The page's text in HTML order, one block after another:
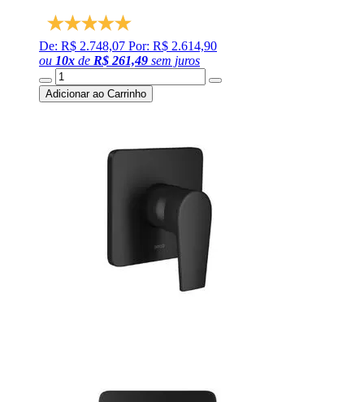
De: R$ 2.748,07 Por: R$ 2.614,90
ou 10x de R$ 261,49 sem juros
Adicionar ao Carrinho